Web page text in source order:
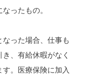
ったもの。
った場合、仕事も
、有給休暇がなく
。医療保険に加入